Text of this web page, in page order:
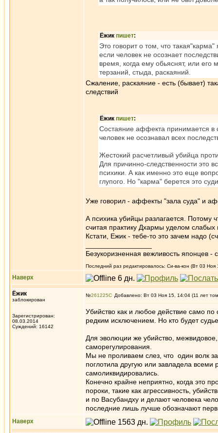
Ёжик пишет:
Это говорит о том, что
если человек не осознает
время, когда ему обьяснят, или его
терзаний, стыда, раскаяний.
Сжаление, раскаяние - есть (бывает)
следствий
Ёжик пишет:
Состаяние аффекта принимается в
человек не осознавал всех
Жестокий расчетливый убийца
Для причинно-следственности это
психики. А как именно это еще
глупого. Но "карма" берется это
Уже говорил - аффекты "зала суда" и
А психика убийцы разлагается. Потому
считая практику Дхармы уделом слабых
Кстати, Ежик - тебе-то это зачем надо
Безукоризненная вежливость японцев -
Последний раз редактировалось: Си-ва-кон (Вт 03 Ноя
Наверх
Ёжик
заблокирован
Зарегистрирован:
08.03.2014
Суждений: 16142
№261225 Добавлено: Вт 03 Ноя 15, 14:04 (11 лет
Убийство как и любое действие само
редким исключением. Но кто будет
Для эволюции же убийство,
саморегулирования.
Мы не проливаем слез, что один волк
поглотила другую или завладела
самоликвидировались.
Конечно крайне неприятно, когда это
пороки, такие как агрессивность,
и по Васубандху и делают человека
последние лишь лучше обозначают
Наверх